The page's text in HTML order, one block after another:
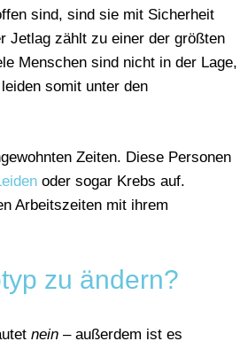
sind, sind sie mit Sicherheit
Jetlag zählt zu einer der größten
Menschen sind nicht in der Lage,
somit unter den
Zeiten. Diese Personen
oder sogar Krebs auf.
Arbeitszeiten mit ihrem
zu ändern?
nein – außerdem ist es